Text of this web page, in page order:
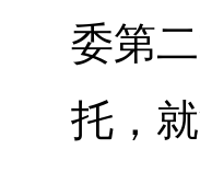
委第
托，